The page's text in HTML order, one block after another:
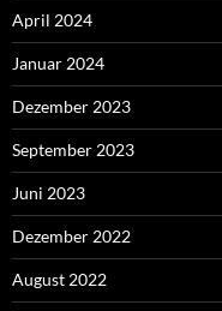
April 2024
Januar 2024
Dezember 2023
September 2023
Juni 2023
Dezember 2022
August 2022